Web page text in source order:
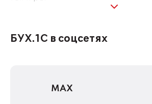
1С:Консалтинг
1С:Дистрибьюция
БУХ.1С в соцсетях
MAX